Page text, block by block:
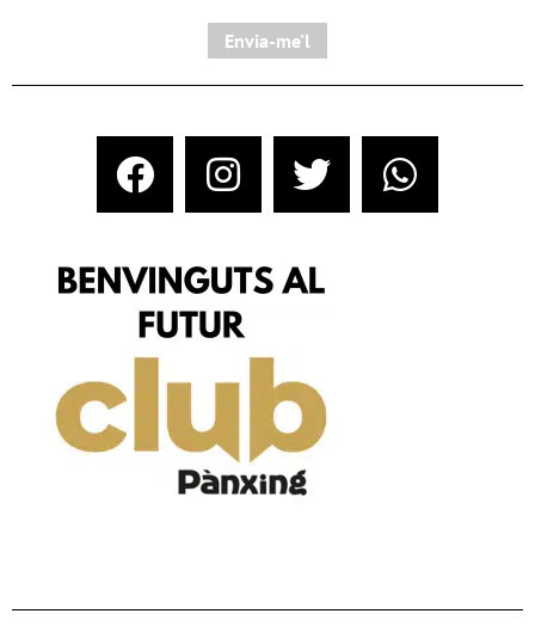
Envia-me'l